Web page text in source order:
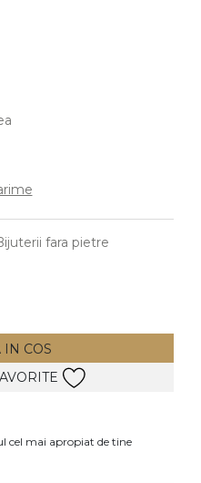
Vezi toate
fara pietre
IN COS
cel mai apropiat de tine